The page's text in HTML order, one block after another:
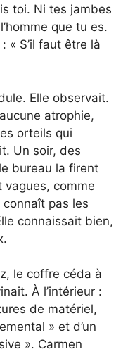
toi. Ni tes jambes
que tu es.
« S’il faut être là
Elle observait.
atrophie,
orteils qui
Un soir, des
bureau la firent
vagues, comme
connaît pas les
connaissait bien,
le coffre céda à
À l’intérieur :
de matériel,
» et d’un
». Carmen